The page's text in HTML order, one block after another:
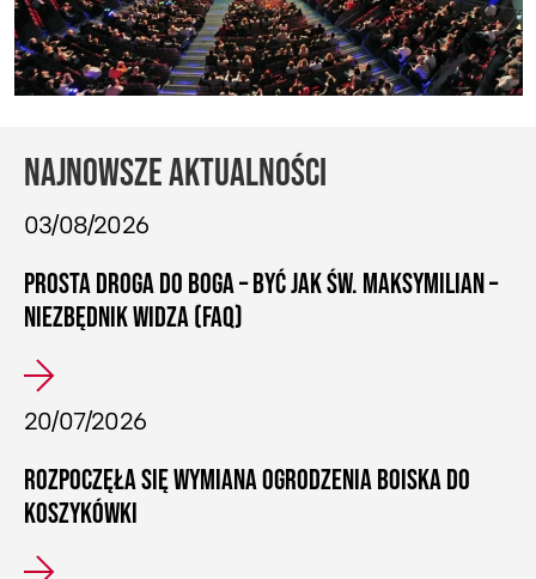
NAJNOWSZE AKTUALNOŚCI
03/08/2026
PROSTA DROGA DO BOGA – BYĆ JAK ŚW. MAKSYMILIAN –
NIEZBĘDNIK WIDZA (FAQ)
20/07/2026
ROZPOCZĘŁA SIĘ WYMIANA OGRODZENIA BOISKA DO
KOSZYKÓWKI